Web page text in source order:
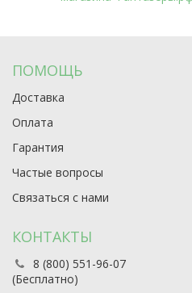
ПОМОЩЬ
Доставка
Оплата
Гарантия
Частые вопросы
Связаться с нами
КОНТАКТЫ
8 (800) 551-96-07
(Бесплатно)